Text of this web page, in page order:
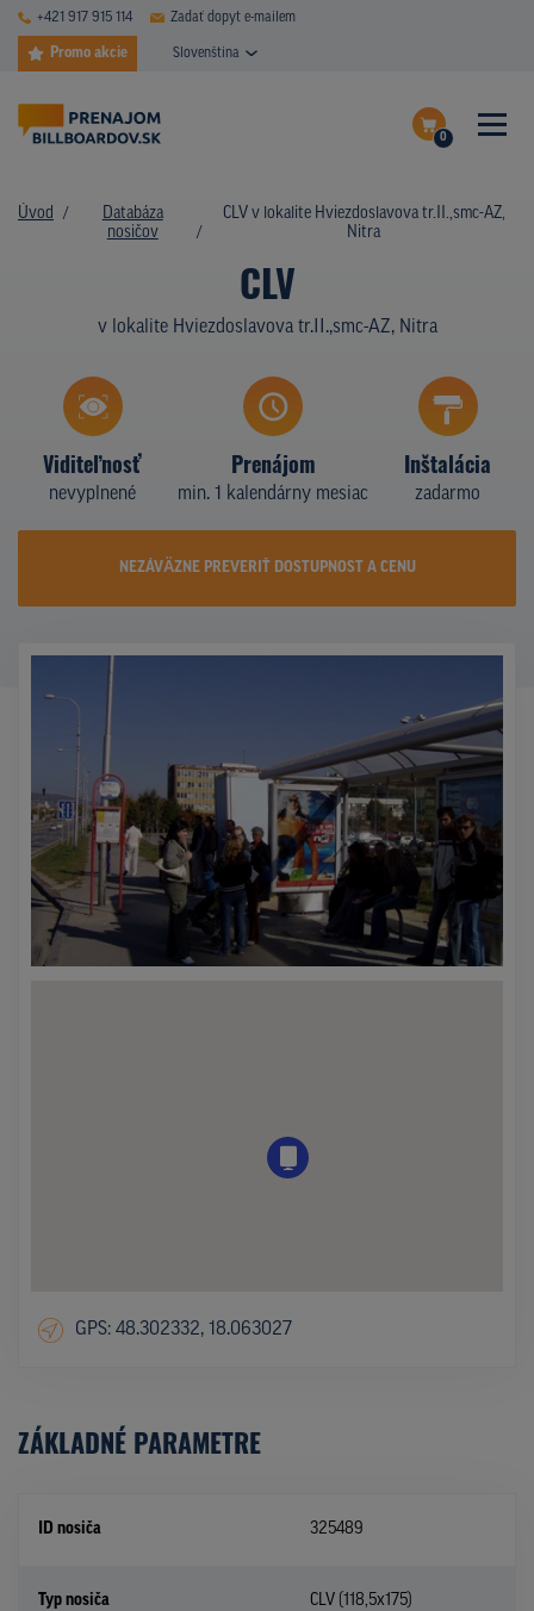
+421 917 915 114 Zadať dopyt e-mailem
Promo akcie Slovenština
0
Dokončiť dopyt
DATABÁZA NOSIČOV
PLOCHY V AKCII
CENY
TYPY NOSIČOV
KTO SME
KONTAKTY
Úvod
Databáza
nosičov
CLV v lokalite Hviezdoslavova tr.II.,smc-AZ,
Nitra
CLV
v lokalite Hviezdoslavova tr.II.,smc-AZ, Nitra
Viditeľnosť
nevyplnené
Prenájom
min. 1 kalendárny mesiac
Inštalácia
zadarmo
NEZÁVÄZNE PREVERIŤ DOSTUPNOST A CENU
GPS: 48.302332, 18.063027
ZÁKLADNÉ PARAMETRE
ID nosiča 325489
Typ nosiča CLV (118,5x175)